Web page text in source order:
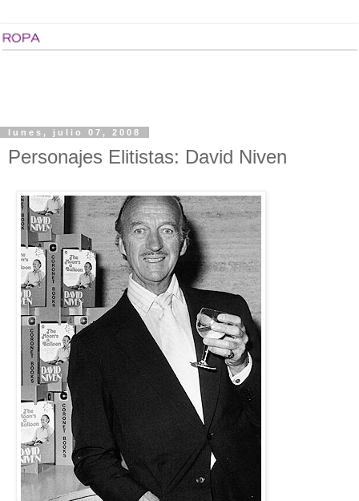
lunes, julio 07, 2008
Personajes Elitistas: David Niven